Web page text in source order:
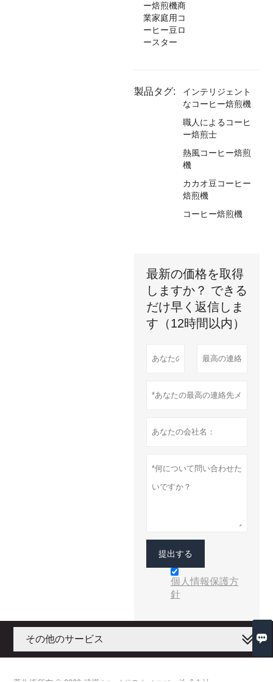

ー焙煎機商
業家庭用コ
ーヒー豆ロ
ースター
製品タグ:
インテリジェント
なコーヒー焙煎機
職人によるコーヒ
ー焙煎士
熱風コーヒー焙煎
機
カカオ豆コーヒー
焙煎機
コーヒー焙煎機
最新の価格を取得
しますか？ できる
だけ早く返信しま
す（12時間以内）
提出する
個人情報保護方
針
その他のサービス